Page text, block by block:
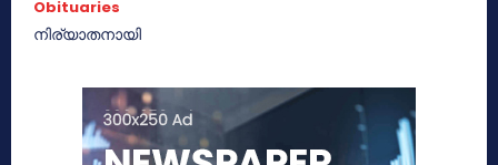
Obituaries
നിര്യാതനായി